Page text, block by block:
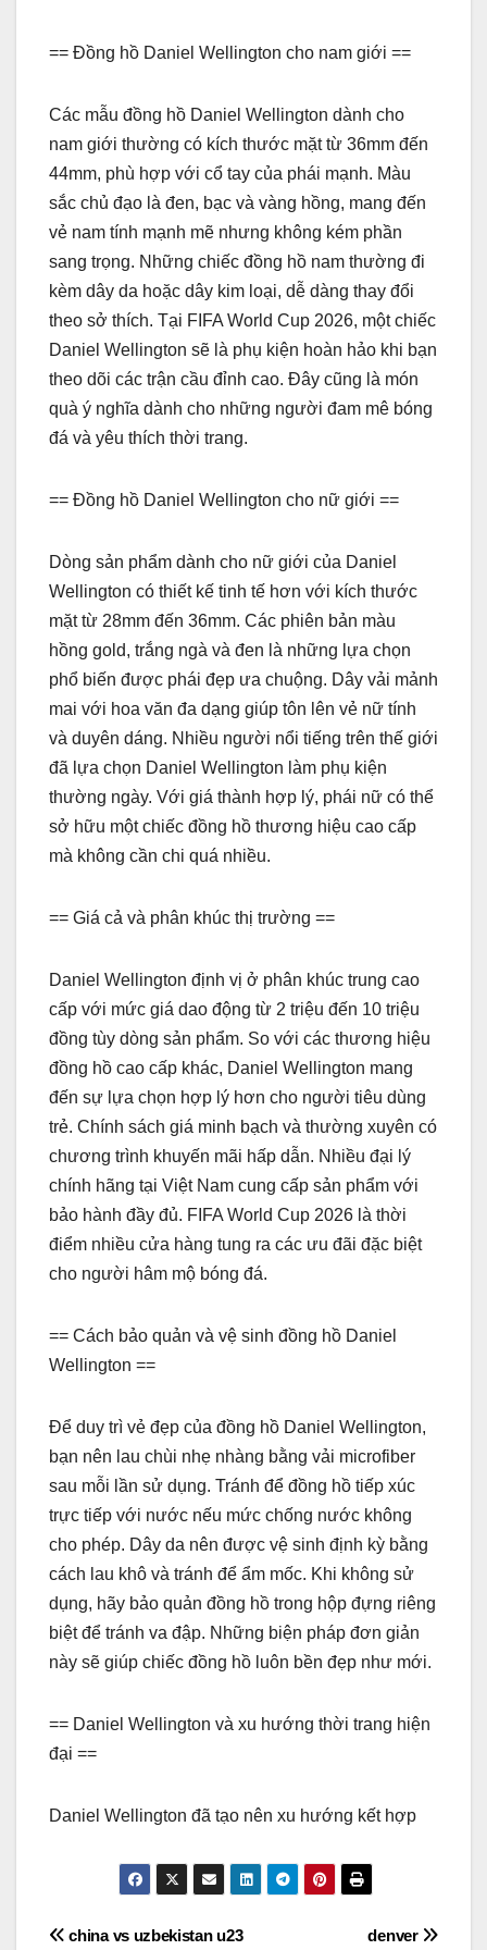
== Đồng hồ Daniel Wellington cho nam giới ==
Các mẫu đồng hồ Daniel Wellington dành cho
nam giới thường có kích thước mặt từ 36mm đến
44mm, phù hợp với cổ tay của phái mạnh. Màu
sắc chủ đạo là đen, bạc và vàng hồng, mang đến
vẻ nam tính mạnh mẽ nhưng không kém phần
sang trọng. Những chiếc đồng hồ nam thường đi
kèm dây da hoặc dây kim loại, dễ dàng thay đổi
theo sở thích. Tại FIFA World Cup 2026, một chiếc
Daniel Wellington sẽ là phụ kiện hoàn hảo khi bạn
theo dõi các trận cầu đỉnh cao. Đây cũng là món
quà ý nghĩa dành cho những người đam mê bóng
đá và yêu thích thời trang.
== Đồng hồ Daniel Wellington cho nữ giới ==
Dòng sản phẩm dành cho nữ giới của Daniel
Wellington có thiết kế tinh tế hơn với kích thước
mặt từ 28mm đến 36mm. Các phiên bản màu
hồng gold, trắng ngà và đen là những lựa chọn
phổ biến được phái đẹp ưa chuộng. Dây vải mảnh
mai với hoa văn đa dạng giúp tôn lên vẻ nữ tính
và duyên dáng. Nhiều người nổi tiếng trên thế giới
đã lựa chọn Daniel Wellington làm phụ kiện
thường ngày. Với giá thành hợp lý, phái nữ có thể
sở hữu một chiếc đồng hồ thương hiệu cao cấp
mà không cần chi quá nhiều.
== Giá cả và phân khúc thị trường ==
Daniel Wellington định vị ở phân khúc trung cao
cấp với mức giá dao động từ 2 triệu đến 10 triệu
đồng tùy dòng sản phẩm. So với các thương hiệu
đồng hồ cao cấp khác, Daniel Wellington mang
đến sự lựa chọn hợp lý hơn cho người tiêu dùng
trẻ. Chính sách giá minh bạch và thường xuyên có
chương trình khuyến mãi hấp dẫn. Nhiều đại lý
chính hãng tại Việt Nam cung cấp sản phẩm với
bảo hành đầy đủ. FIFA World Cup 2026 là thời
điểm nhiều cửa hàng tung ra các ưu đãi đặc biệt
cho người hâm mộ bóng đá.
== Cách bảo quản và vệ sinh đồng hồ Daniel
Wellington ==
Để duy trì vẻ đẹp của đồng hồ Daniel Wellington,
bạn nên lau chùi nhẹ nhàng bằng vải microfiber
sau mỗi lần sử dụng. Tránh để đồng hồ tiếp xúc
trực tiếp với nước nếu mức chống nước không
cho phép. Dây da nên được vệ sinh định kỳ bằng
cách lau khô và tránh để ẩm mốc. Khi không sử
dụng, hãy bảo quản đồng hồ trong hộp đựng riêng
biệt để tránh va đập. Những biện pháp đơn giản
này sẽ giúp chiếc đồng hồ luôn bền đẹp như mới.
== Daniel Wellington và xu hướng thời trang hiện
đại ==
Daniel Wellington đã tạo nên xu hướng kết hợp
denver
china vs uzbekistan u23